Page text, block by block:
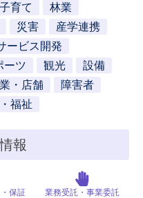
育て
林業
災害
産学連携
ービス開発
ーツ 観光
設備
・店舗
障害者
福祉
報
保証 業務受託・事業委託